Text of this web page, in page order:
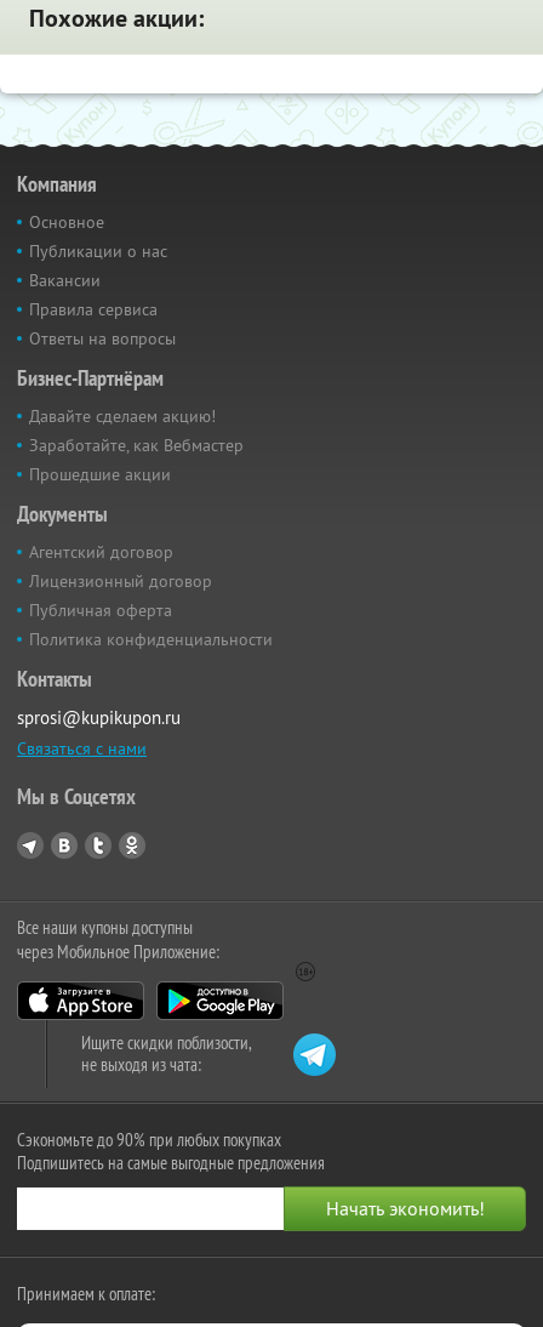
Похожие акции:
Компания
Основное
Публикации о нас
Вакансии
Правила сервиса
Ответы на вопросы
Бизнес-Партнёрам
Давайте сделаем акцию!
Заработайте, как Вебмастер
Прошедшие акции
Документы
Агентский договор
Лицензионный договор
Публичная оферта
Политика конфиденциальности
Контакты
sprosi@kupikupon.ru
Связаться с нами
Мы в Соцсетях
Все наши купоны доступны
через Мобильное Приложение:
Ищите скидки поблизости,
не выходя из чата:
Сэкономьте до 90% при любых покупках
Подпишитесь на самые выгодные предложения
Принимаем к оплате: